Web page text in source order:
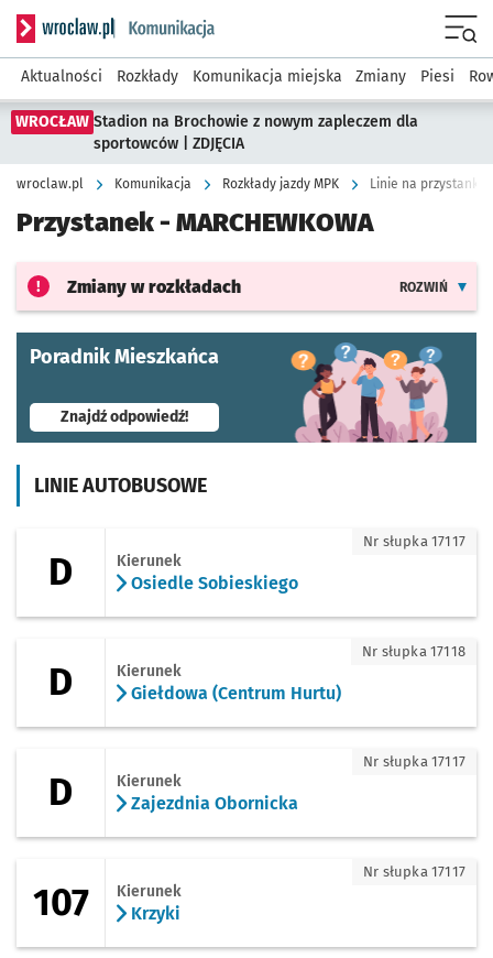
Serwis informacyjny wroclaw.pl podserwis: Komunikacja
Aktualności Rozkłady Komunikacja miejska Zmiany Piesi
WROCŁAW Stadion na Brochowie z nowym zapleczem dla
sportowców | ZDJĘCIA
wroclaw.pl Komunikacja Rozkłady jazdy MPK Linie na przystanku
Przystanek - MARCHEWKOWA
Zmiany w rozkładach ROZWIŃ
Poradnik Mieszkańca
Znajdź odpowiedź!- otworzy się w nowej karcie
LINIE AUTOBUSOWE
D - kierunek Osiedle Sobieskiego
D Kierunek
Osiedle Sobieskiego
Nr słupka 17117
D - kierunek Giełdowa (Centrum Hurtu)
D Kierunek
Giełdowa (Centrum Hurtu)
Nr słupka 17118
D - kierunek Zajezdnia Obornicka
D Kierunek
Zajezdnia Obornicka
Nr słupka 17117
107 Kierunek
Krzyki
Nr słupka 17117